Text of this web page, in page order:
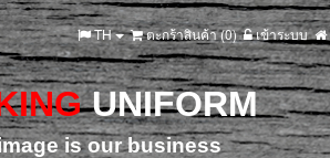
เข้าระบบ
ตะกร้าสินค้า (0)
TH
UNIFORM
is our business